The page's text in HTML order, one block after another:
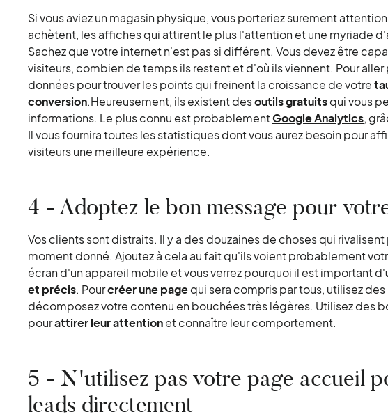
Si vous aviez un magasin physique, vous porteriez surement
achètent, les affiches qui attirent le plus l'attention et une myriade
Sachez que votre internet n'est pas si différent. Vous devez être
visiteurs, combien de temps ils restent et d'où ils viennent. Pour aller
données pour trouver les points qui freinent la croissance de votre
conversion.Heureusement, ils existent desoutils gratuitsqui vous
informations. Le plus connu est probablementGoogle Analytics,
Il vous fournira toutes les statistiques dont vous aurez besoin pour
visiteurs une meilleure expérience.
4 - Adoptez le bon message pour
Vos clients sont distraits. Il y a des douzaines de choses qui
moment donné. Ajoutez à cela au fait qu'ils voient probablement
écran d'un appareil mobile et vous verrez pourquoi il est important d'
et précis. Pourcréer une pagequi sera compris par tous, utilisez
décomposez votre contenu en bouchées très légères. Utilisez des
pourattirer leur attentionet connaître leur comportement.
5 - N'utilisez pas votre page accueil
leads directement